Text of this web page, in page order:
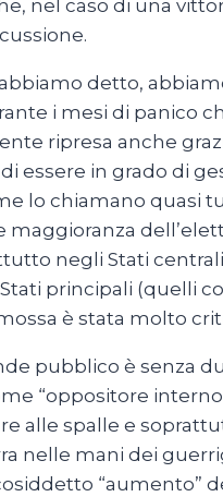
nel caso di una
detto,
i mesi di panico
ripresa anche
essere in grado di
lo chiamano quasi
negli Stati
principali (quelli
è stata molto
pubblico è senza
“oppositore
alle spalle e
nelle mani dei
“aumento”